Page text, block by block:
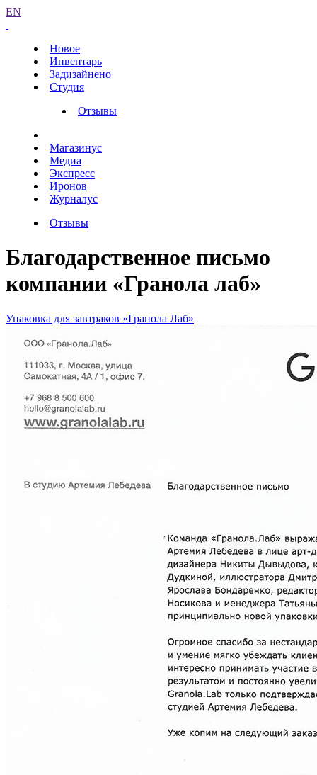
EN
Новое
Инвентарь
Задизайнено
Студия
Отзывы
Магазинус
Медиа
Экспресс
Иронов
Журналус
Отзывы
Благодарственное письмо
компании «Гранола лаб»
Упаковка для завтраков «Гранола Лаб»